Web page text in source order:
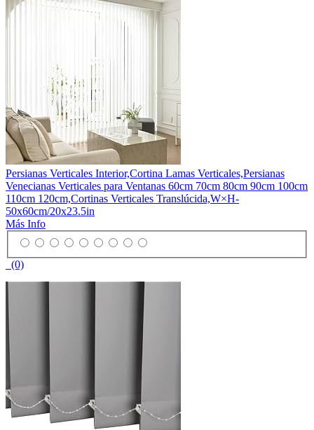
Persianas Verticales Interior,Cortina Lamas Verticales,Persianas
Venecianas Verticales para Ventanas 60cm 70cm 80cm 90cm 100cm
110cm 120cm,Cortinas Verticales Translúcida,W×H-
50x60cm/20x23.5in
Más Info
(0)